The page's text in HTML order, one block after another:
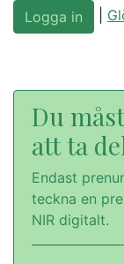
Du
att ta
Endast
teckna en
NIR digitalt.